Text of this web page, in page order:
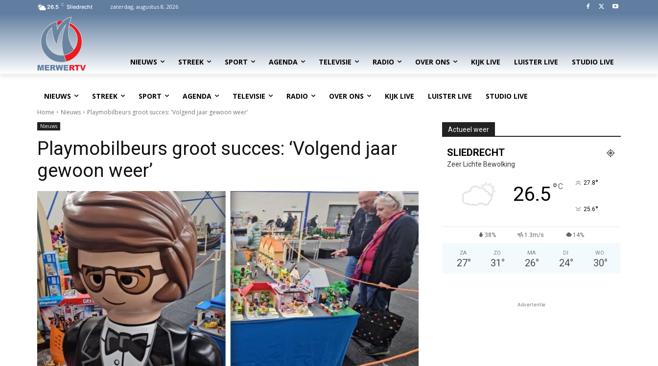
26.5 C Sliedrecht zaterdag, augustus 8, 2026
NIEUWS STREEK SPORT AGENDA TELEVISIE RADIO OVER ONS KIJK LIVE LUISTER LIVE STUDIO LIVE
NIEUWS STREEK SPORT AGENDA TELEVISIE RADIO OVER ONS KIJK LIVE LUISTER LIVE STUDIO LIVE
Home Nieuws Playmobilbeurs groot succes: 'Volgend jaar gewoon weer'
Nieuws
Playmobilbeurs groot succes: ‘Volgend jaar
gewoon weer’
Actueel weer
SLIEDRECHT
Zeer Lichte Bewolking
26.5°C 27.8°
25.6°
38% 1.3m/s 14%
ZA
27°
ZO
31 °
MA
26°
DI
24°
WO
30°
Advertentie